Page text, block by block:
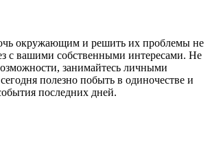
окружающим и решить их проблемы не
с вашими собственными интересами. Не
занимайтесь личными
полезно побыть в одиночестве и
последних дней.